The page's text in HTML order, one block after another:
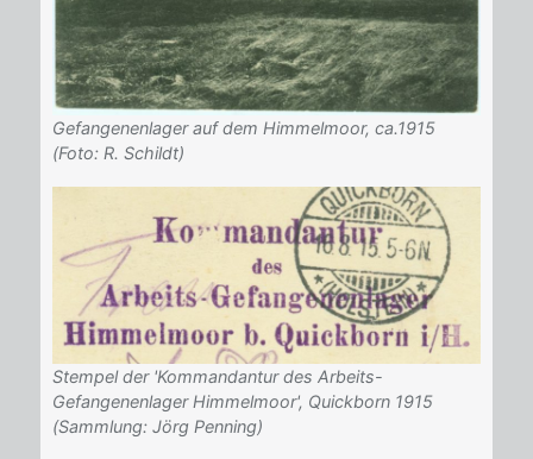
Gefangenenlager auf dem Himmelmoor, ca.1915
(Foto: R. Schildt)
Stempel der 'Kommandantur des Arbeits-
Gefangenenlager Himmelmoor', Quickborn 1915
(Sammlung: Jörg Penning)